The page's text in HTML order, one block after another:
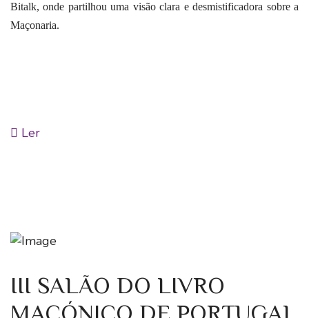
Bitalk, onde partilhou uma visão clara e desmistificadora sobre a
Maçonaria.
Ler
III SALÃO DO LIVRO
MAÇÓNICO DE PORTUGAL